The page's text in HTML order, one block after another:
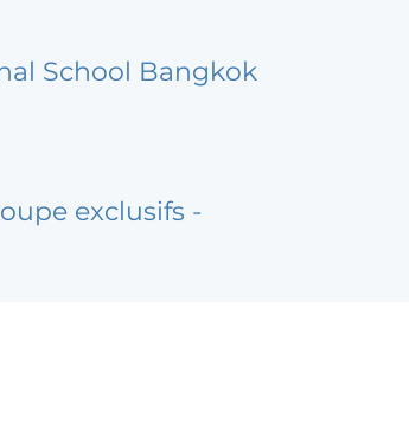
School Bangkok
exclusifs -